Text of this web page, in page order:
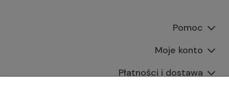
Pomoc
Moje konto
Płatności i dostawa